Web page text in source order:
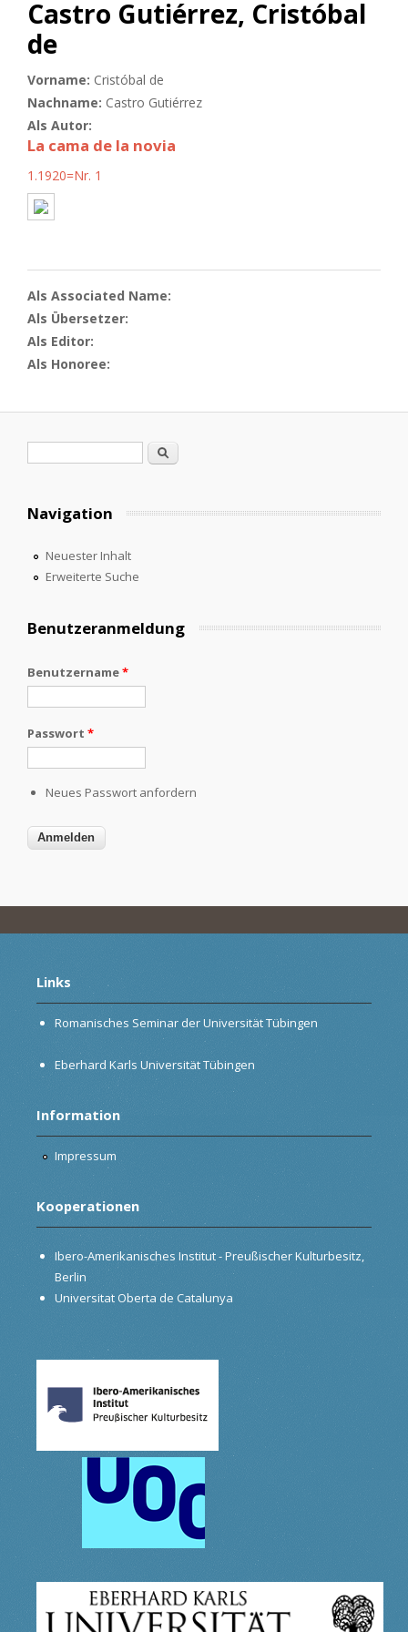
Castro Gutiérrez, Cristóbal
de
Vorname: Cristóbal de
Nachname: Castro Gutiérrez
Als Autor:
La cama de la novia
1.1920=Nr. 1
Als Associated Name:
Als Übersetzer:
Als Editor:
Als Honoree:
Suche
Navigation
Neuester Inhalt
Erweiterte Suche
Benutzeranmeldung
Benutzername*
Passwort *
Neues Passwort anfordern
Links
Romanisches Seminar der Universität Tübingen
Eberhard Karls Universität Tübingen
Information
Impressum
Kooperationen
Ibero-Amerikanisches Institut - Preußischer Kulturbesitz,
Berlin
Universitat Oberta de Catalunya